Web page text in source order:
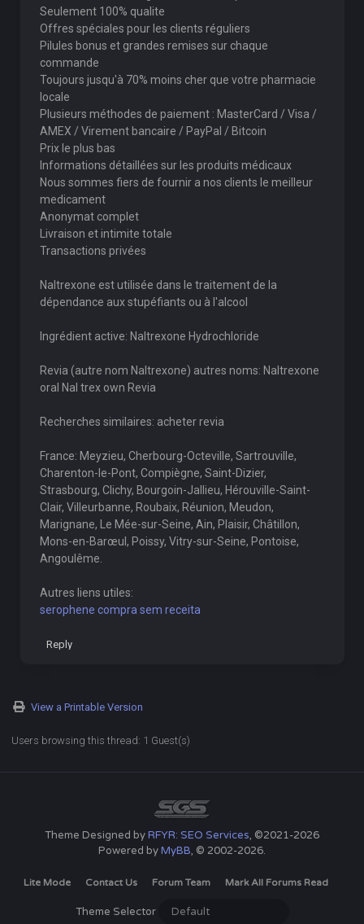
Seulement 100% qualite
Offres spéciales pour les clients réguliers
Pilules bonus et grandes remises sur chaque
commande
Toujours jusqu'à 70% moins cher que votre pharmacie
locale
Plusieurs méthodes de paiement : MasterCard / Visa /
AMEX / Virement bancaire / PayPal / Bitcoin
Prix le plus bas
Informations détaillées sur les produits médicaux
Nous sommes fiers de fournir a nos clients le meilleur
medicament
Anonymat complet
Livraison et intimite totale
Transactions privées
Naltrexone est utilisée dans le traitement de la
dépendance aux stupéfiants ou à l'alcool
Ingrédient active: Naltrexone Hydrochloride
Revia (autre nom Naltrexone) autres noms: Naltrexone
oral Nal trex own Revia
Recherches similaires: acheter revia
France: Meyzieu, Cherbourg-Octeville, Sartrouville,
Charenton-le-Pont, Compiègne, Saint-Dizier,
Strasbourg, Clichy, Bourgoin-Jallieu, Hérouville-Saint-
Clair, Villeurbanne, Roubaix, Réunion, Meudon,
Marignane, Le Mée-sur-Seine, Ain, Plaisir, Châtillon,
Mons-en-Barœul, Poissy, Vitry-sur-Seine, Pontoise,
Angoulême.
Autres liens utiles:
serophene compra sem receita
Reply
View a Printable Version
Users browsing this thread: 1 Guest(s)
Theme Designed byRFYR: SEO Services, ©2021-2026
Powered byMyBB, © 2002-2026.
Lite Mode Contact Us Forum Team Mark All Forums Read
Theme Selector